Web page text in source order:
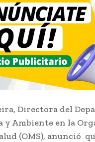
Directora del
y Ambiente en la
(OMS), anunció